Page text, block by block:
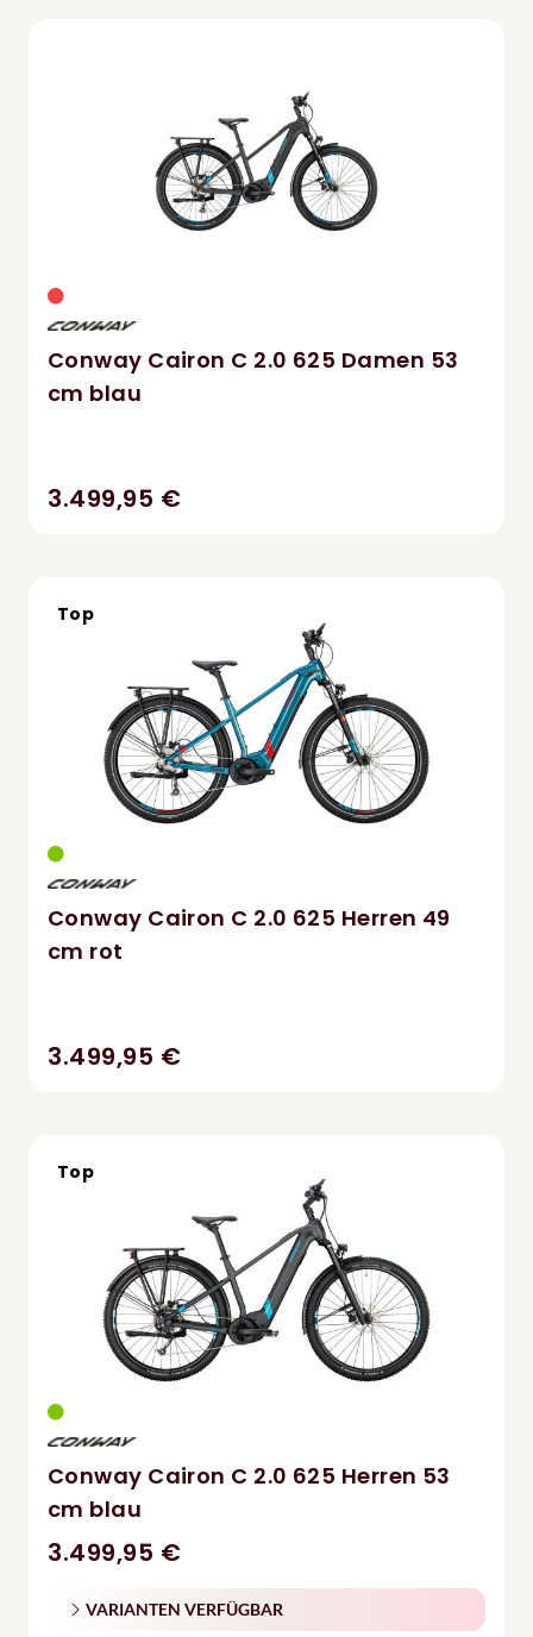
Conway Cairon C 2.0 625 Damen 53
cm blau
3.499,95 €
Top
Conway Cairon C 2.0 625 Herren 49
cm rot
3.499,95 €
Top
Conway Cairon C 2.0 625 Herren 53
cm blau
3.499,95 €
VARIANTEN VERFÜGBAR